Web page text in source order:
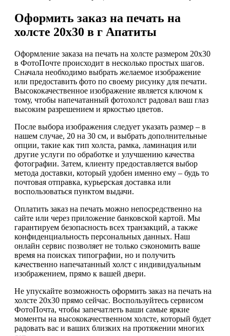
Оформить заказ на печать на
холсте 20х30 в г Апатиты
Оформление заказа на печать на холсте размером 20х30
в ФотоПочте происходит в несколько простых шагов.
Сначала необходимо выбрать желаемое изображение
или предоставить фото по своему рисунку для печати.
Высококачественное изображение является ключом к
тому, чтобы напечатанный фотохолст радовал ваш глаз
высоким разрешением и яркостью цветов.
После выбора изображения следует указать размер – в
нашем случае, 20 на 30 см, и выбрать дополнительные
опции, такие как тип холста, рамка, ламинация или
другие услуги по обработке и улучшению качества
фотографии. Затем, клиенту предоставляется выбор
метода доставки, который удобен именно ему – будь то
почтовая отправка, курьерская доставка или
воспользоваться пунктом выдачи.
Оплатить заказ на печать можно непосредственно на
сайте или через приложение банковской картой. Мы
гарантируем безопасность всех транзакций, а также
конфиденциальность персональных данных. Наш
онлайн сервис позволяет не только сэкономить ваше
время на поисках типографии, но и получить
качественно напечатанный холст с индивидуальным
изображением, прямо к вашей двери.
Не упускайте возможность оформить заказ на печать на
холсте 20х30 прямо сейчас. Воспользуйтесь сервисом
ФотоПочта, чтобы запечатлеть ваши самые яркие
моменты на высококачественном холсте, который будет
радовать вас и ваших близких на протяжении многих